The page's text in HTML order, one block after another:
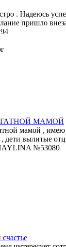
. Надеюсь
пришло
МАМОЙ
мамой , имею
, дети вылитые
№53080